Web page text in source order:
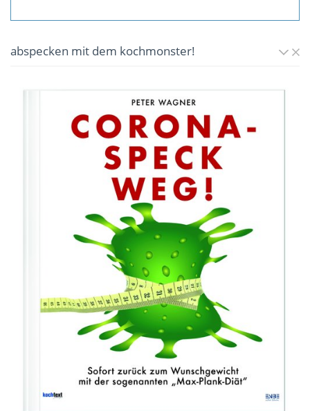
abspecken mit dem kochmonster!